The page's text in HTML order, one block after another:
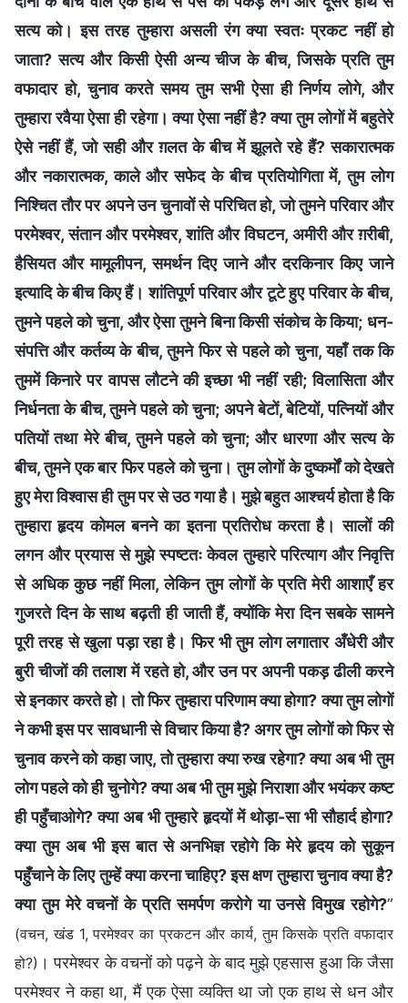
सत्य को। इस तरह तुम्हारा असली रंग क्या स्वतः प्रकट नहीं हो
जाता? सत्य और किसी ऐसी अन्य चीज के बीच, जिसके प्रति तुम
वफादार हो, चुनाव करते समय तुम सभी ऐसा ही निर्णय लोगे, और
तुम्हारा रवैया ऐसा ही रहेगा। क्या ऐसा नहीं है? क्या तुम लोगों में बहुतेरे
ऐसे नहीं हैं, जो सही और ग़लत के बीच में झूलते रहे हैं? सकारात्मक
और नकारात्मक, काले और सफेद के बीच प्रतियोगिता में, तुम लोग
निश्चित तौर पर अपने उन चुनावों से परिचित हो, जो तुमने परिवार और
परमेश्वर, संतान और परमेश्वर, शांति और विघटन, अमीरी और ग़रीबी,
हैसियत और मामूलीपन, समर्थन दिए जाने और दरकिनार किए जाने
इत्यादि के बीच किए हैं। शांतिपूर्ण परिवार और टूटे हुए परिवार के बीच,
तुमने पहले को चुना, और ऐसा तुमने बिना किसी संकोच के किया; धन-
संपत्ति और कर्तव्य के बीच, तुमने फिर से पहले को चुना, यहाँ तक कि
तुममें किनारे पर वापस लौटने की इच्छा भी नहीं रही; विलासिता और
निर्धनता के बीच, तुमने पहले को चुना; अपने बेटों, बेटियों, पत्नियों और
पतियों तथा मेरे बीच, तुमने पहले को चुना; और धारणा और सत्य के
बीच, तुमने एक बार फिर पहले को चुना। तुम लोगों के दुष्कर्मों को देखते
हुए मेरा विश्वास ही तुम पर से उठ गया है। मुझे बहुत आश्चर्य होता है कि
तुम्हारा हृदय कोमल बनने का इतना प्रतिरोध करता है। सालों की
लगन और प्रयास से मुझे स्पष्टतः केवल तुम्हारे परित्याग और निवृत्ति
से अधिक कुछ नहीं मिला, लेकिन तुम लोगों के प्रति मेरी आशाएँ हर
गुजरते दिन के साथ बढ़ती ही जाती हैं, क्योंकि मेरा दिन सबके सामने
पूरी तरह से खुला पड़ा रहा है। फिर भी तुम लोग लगातार अँधेरी और
बुरी चीजों की तलाश में रहते हो, और उन पर अपनी पकड़ ढीली करने
से इनकार करते हो। तो फिर तुम्हारा परिणाम क्या होगा? क्या तुम लोगों
ने कभी इस पर सावधानी से विचार किया है? अगर तुम लोगों को फिर से
चुनाव करने को कहा जाए, तो तुम्हारा क्या रुख रहेगा? क्या अब भी तुम
लोग पहले को ही चुनोगे? क्या अब भी तुम मुझे निराशा और भयंकर कष्ट
ही पहुँचाओगे? क्या अब भी तुम्हारे हृदयों में थोड़ा-सा भी सौहार्द होगा?
क्या तुम अब भी इस बात से अनभिज्ञ रहोगे कि मेरे हृदय को सुकून
पहुँचाने के लिए तुम्हें क्या करना चाहिए? इस क्षण तुम्हारा चुनाव क्या है?
क्या तुम मेरे वचनों के प्रति समर्पण करोगे या उनसे विमुख रहोगे?”
(वचन, खंड 1, परमेश्वर का प्रकटन और कार्य, तुम किसके प्रति वफादार
हो?) । परमेश्वर के वचनों को पढ़ने के बाद मुझे एहसास हुआ कि जैसा
परमेश्वर ने कहा था, मैं एक ऐसा व्यक्ति था जो एक हाथ से धन और